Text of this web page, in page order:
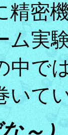
精密
ム実
中で
いて